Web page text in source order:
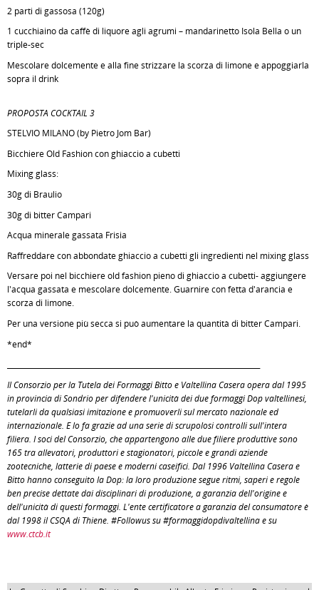
2 parti di gassosa (120g)
1 cucchiaino da caffè di liquore agli agrumi – mandarinetto Isola Bella o un
triple-sec
Mescolare dolcemente e alla fine strizzare la scorza di limone e appoggiarla
sopra il drink
PROPOSTA COCKTAIL 3
STELVIO MILANO (by Pietro Jom Bar)
Bicchiere Old Fashion con ghiaccio a cubetti
Mixing glass:
30g di Braulio
30g di bitter Campari
Acqua minerale gassata Frisia
Raffreddare con abbondate ghiaccio a cubetti gli ingredienti nel mixing glass
Versare poi nel bicchiere old fashion pieno di ghiaccio a cubetti- aggiungere
l'acqua gassata e mescolare dolcemente. Guarnire con fetta d'arancia e
scorza di limone.
Per una versione più secca si può aumentare la quantità di bitter Campari.
*end*
Il Consorzio per la Tutela dei Formaggi Bitto e Valtellina Casera opera dal 1995
in provincia di Sondrio per difendere l'unicità dei due formaggi Dop valtellinesi,
tutelarli da qualsiasi imitazione e promuoverli sul mercato nazionale ed
internazionale. E lo fa grazie ad una serie di scrupolosi controlli sull'intera
filiera. I soci del Consorzio, che appartengono alle due filiere produttive sono
165 tra allevatori, produttori e stagionatori, piccole e grandi aziende
zootecniche, latterie di paese e moderni caseifici. Dal 1996 Valtellina Casera e
Bitto hanno conseguito la Dop: la loro produzione segue ritmi, saperi e regole
ben precise dettate dai disciplinari di produzione, a garanzia dell'origine e
dell'unicità di questi formaggi. L'ente certificatore a garanzia del consumatore è
dal 1998 il CSQA di Thiene. #Followus su #formaggidopdivaltellina e su
www.ctcb.it